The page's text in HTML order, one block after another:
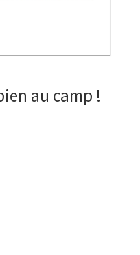
au camp !